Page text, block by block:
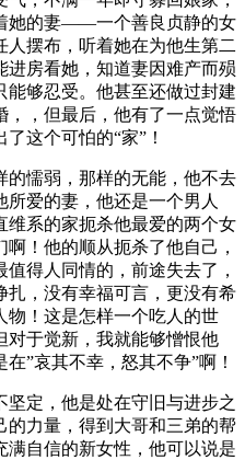
她的妻——一个善良贞静的女
摆布，听着她在为他生第二
房看她，知道妻因难产而殒
够忍受。他甚至还做过封建
，，但最后，他有了一点觉悟
这个可怕的“家”！
的懦弱，那样的无能，他不去
爱的妻，他还是一个男人
维系的家扼杀他最爱的两个女
！他的顺从扼杀了他自己，
得人同情的，前途失去了，
扎，没有幸福可言，更没有希
物！这是怎样一个吃人的世
对于觉新，我就能够憎恨他
”哀其不幸，怒其不争”啊！
坚定，他是处在守旧与进步之
的力量，得到大哥和三弟的帮
自信的新女性，他可以说是